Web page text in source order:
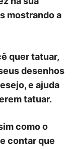
mostrando a
quer tatuar,
desenhos
e ajuda
tatuar.
como o
contar que